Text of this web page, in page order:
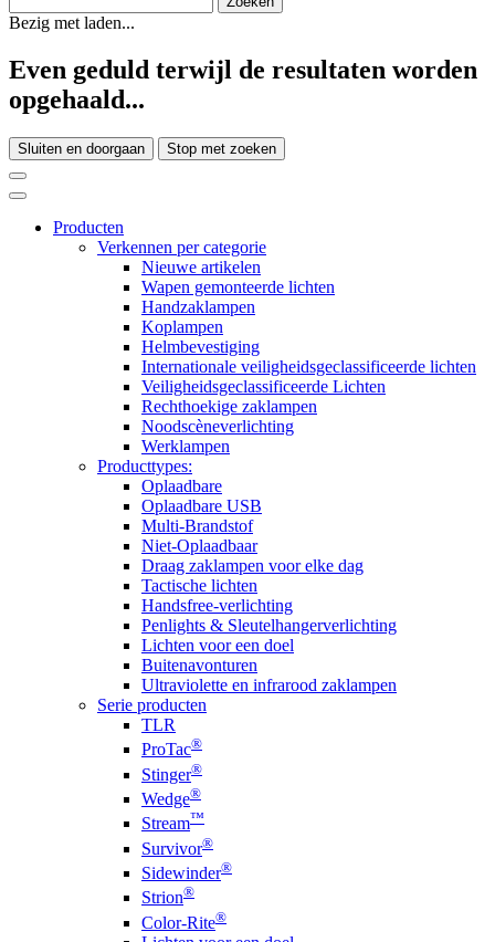
Bezig met laden...
Even geduld terwijl de resultaten worden
opgehaald...
Sluiten en doorgaan Stop met zoeken
Producten
Verkennen per categorie
Nieuwe artikelen
Wapen gemonteerde lichten
Handzaklampen
Koplampen
Helmbevestiging
Internationale veiligheidsgeclassificeerde lichten
Veiligheidsgeclassificeerde Lichten
Rechthoekige zaklampen
Noodscèneverlichting
Werklampen
Producttypes:
Oplaadbare
Oplaadbare USB
Multi-Brandstof
Niet-Oplaadbaar
Draag zaklampen voor elke dag
Tactische lichten
Handsfree-verlichting
Penlights & Sleutelhangerverlichting
Lichten voor een doel
Buitenavonturen
Ultraviolette en infrarood zaklampen
Serie producten
TLR
ProTac®
Stinger®
Wedge®
Stream™
Survivor®
Sidewinder®
Strion®
Color-Rite®